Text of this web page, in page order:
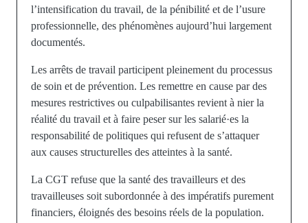
l’intensification du travail, de la pénibilité et de l’usure
professionnelle, des phénomènes aujourd’hui largement
documentés.
Les arrêts de travail participent pleinement du processus
de soin et de prévention. Les remettre en cause par des
mesures restrictives ou culpabilisantes revient à nier la
réalité du travail et à faire peser sur les salarié·es la
responsabilité de politiques qui refusent de s’attaquer
aux causes structurelles des atteintes à la santé.
La CGT refuse que la santé des travailleurs et des
travailleuses soit subordonnée à des impératifs purement
financiers, éloignés des besoins réels de la population.